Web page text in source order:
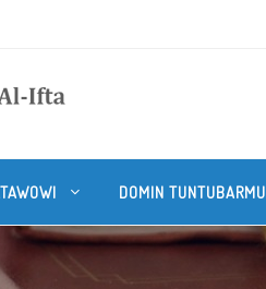
DOMIN TUNTUBARMU